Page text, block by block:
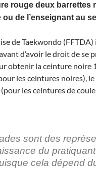
rouge deux barrettes
de l’enseignant au
de Taekwondo
d’avoir le droit de se
obtenir la ceinture noire
les ceintures noires),
(pour les ceintures de
sont des
du pratiquant
cela dépend